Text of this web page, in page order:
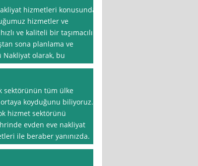
hizmetleri konusunda
hizmetler ve
ve kaliteli bir taşımacılık
sona planlama ve
olarak, bu
sektörünün tüm ülke
koyduğunu biliyoruz.
hizmet sektörünü
evden eve nakliyat
ile beraber yanınızda.